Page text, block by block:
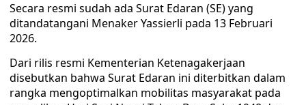
Secara resmi sudah ada Surat Edaran (SE) yang
ditandatangani Menaker Yassierli pada 13 Februari
2026.
Dari rilis resmi Kementerian Ketenagakerjaan
disebutkan bahwa Surat Edaran ini diterbitkan dalam
rangka mengoptimalkan mobilitas masyarakat pada